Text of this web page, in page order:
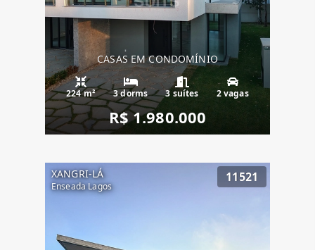
CASAS EM CONDOMÍNIO
224 m² 3 dorms 3 suítes 2 vagas
R$ 1.980.000
XANGRI-LÁ
Enseada Lagos
11521